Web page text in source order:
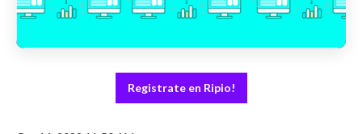
Registrate en Ripio!